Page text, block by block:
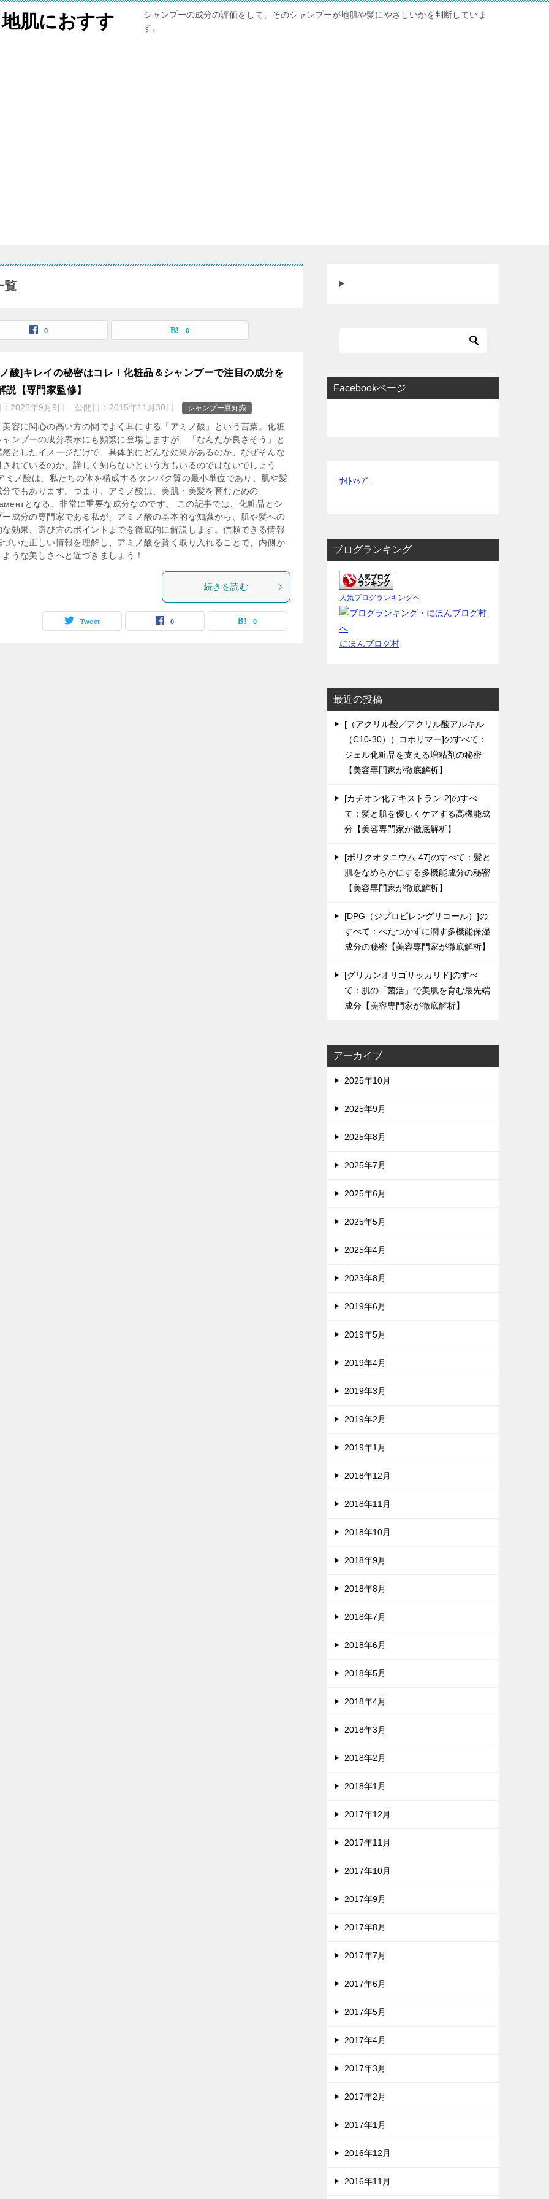
肌におすす
シャンプーの成分の評価をして、そのシャンプーが地肌や髪にやさしいかを判断していま
す。
覧
0 0
酸]キレイの秘密はコレ！化粧品＆シャンプーで注目の成分を
説【専門家監修】
2025年9月9日 公開日： 2015年11月30日 シャンプー豆知識
美容に関心の高い方の間でよく耳にする「アミノ酸」という言葉。化粧
ャンプーの成分表示にも頻繁に登場しますが、「なんだか良さそう」と
然としたイメージだけで、具体的にどんな効果があるのか、なぜそんな
されているのか、詳しく知らないという方もいるのではないでしょう
ミノ酸は、私たちの体を構成するタンパク質の最小単位であり、肌や髪
分でもあります。つまり、アミノ酸は、美肌・美髪を育むための
となる、非常に重要な成分なのです。 この記事では、化粧品とシ
ー成分の専門家である私が、アミノ酸の基本的な知識から、肌や髪への
な効果、選び方のポイントまでを徹底的に解説します。信頼できる情報
づいた正しい情報を理解し、アミノ酸を賢く取り入れることで、内側か
うな美しさへと近づきましょう！
続きを読む
Tweet 0 0
Facebookページ
ｻｲﾄﾏｯﾌﾟ
ブログランキング
人気ブログランキングへ
にほんブログ村
最近の投稿
[（アクリル酸／アクリル酸アルキル
（C10-30））コポリマー]のすべて：
ジェル化粧品を支える増粘剤の秘密
【美容専門家が徹底解析】
[カチオン化デキストラン-2]のすべ
て：髪と肌を優しくケアする高機能成
分【美容専門家が徹底解析】
[ポリクオタニウム-47]のすべて：髪と
肌をなめらかにする多機能成分の秘密
【美容専門家が徹底解析】
[DPG（ジプロピレングリコール）]の
すべて：べたつかずに潤す多機能保湿
成分の秘密【美容専門家が徹底解析】
[グリカンオリゴサッカリド]のすべ
て：肌の「菌活」で美肌を育む最先端
成分【美容専門家が徹底解析】
アーカイブ
2025年10月
2025年9月
2025年8月
2025年7月
2025年6月
2025年5月
2025年4月
2023年8月
2019年6月
2019年5月
2019年4月
2019年3月
2019年2月
2019年1月
2018年12月
2018年11月
2018年10月
2018年9月
2018年8月
2018年7月
2018年6月
2018年5月
2018年4月
2018年3月
2018年2月
2018年1月
2017年12月
2017年11月
2017年10月
2017年9月
2017年8月
2017年7月
2017年6月
2017年5月
2017年4月
2017年3月
2017年2月
2017年1月
2016年12月
2016年11月